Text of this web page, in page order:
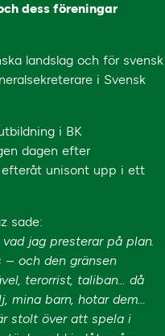
dess föreningar
landslag och för svensk
i Svensk
i BK
dagen efter
efteråt unisont upp i ett
sade:
jag presterar på plan.
och den gränsen
terorrist, taliban… då
mina barn, hotar dem…
stolt över att spela i